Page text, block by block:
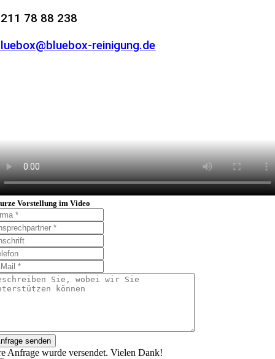
78 88 238
reinigung.de
Vorstellung im Video
senden
Anfrage wurde versendet. Vielen Dank!